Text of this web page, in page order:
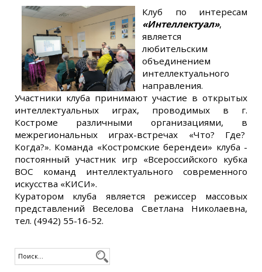
Клуб по интересам
«Интеллектуал»,
является
любительским
объединением
интеллектуального
направления.
Участники клуба принимают участие в открытых
интеллектуальных играх, проводимых в г.
Костроме различными организациями, в
межрегиональных играх-встречах «Что? Где?
Когда?». Команда «Костромские берендеи» клуба -
постоянный участник игр «Всероссийского кубка
ВОС команд интеллектуального современного
искусства «КИСИ».
Куратором клуба является режиссер массовых
представлений Веселова Светлана Николаевна,
тел. (4942) 55-16-52.